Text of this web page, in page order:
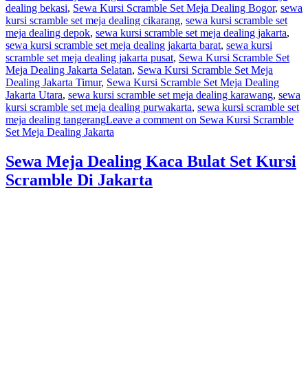
dealing bekasi, Sewa Kursi Scramble Set Meja Dealing Bogor, sewa
kursi scramble set meja dealing cikarang, sewa kursi scramble set
meja dealing depok, sewa kursi scramble set meja dealing jakarta,
sewa kursi scramble set meja dealing jakarta barat, sewa kursi
scramble set meja dealing jakarta pusat, Sewa Kursi Scramble Set
Meja Dealing Jakarta Selatan, Sewa Kursi Scramble Set Meja
Dealing Jakarta Timur, Sewa Kursi Scramble Set Meja Dealing
Jakarta Utara, sewa kursi scramble set meja dealing karawang, sewa
kursi scramble set meja dealing purwakarta, sewa kursi scramble set
meja dealing tangerangLeave a comment on Sewa Kursi Scramble
Set Meja Dealing Jakarta
Sewa Meja Dealing Kaca Bulat Set Kursi
Scramble Di Jakarta